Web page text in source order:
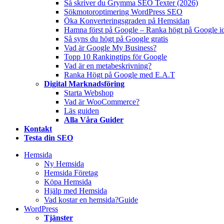
Så skriver du Grymma SEO Texter (2026)
Sökmotoroptimering WordPress SEO
Öka Konverteringsgraden på Hemsidan
Hamna först på Google – Ranka högt på Google
Så syns du högt på Google gratis
Vad är Google My Business?
Topp 10 Rankingtips för Google
Vad är en metabeskrivning?
Ranka Högt på Google med E.A.T
Digital Marknadsföring
Starta Webshop
Vad är WooCommerce?
Läs guiden
Alla Våra Guider
Kontakt
Testa din SEO
Hemsida
Ny Hemsida
Hemsida Företag
Köpa Hemsida
Hjälp med Hemsida
Vad kostar en hemsida?Guide
WordPress
Tjänster